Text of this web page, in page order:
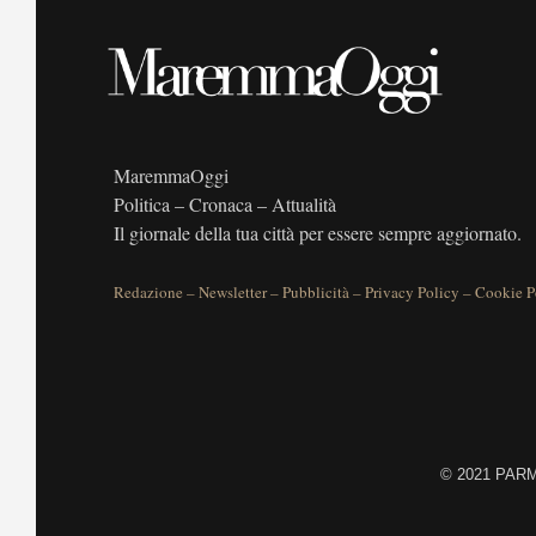
MaremmaOggi
Politica – Cronaca – Attualità
Il giornale della tua città per essere sempre aggiornato.
Redazione –Newsletter–Pubblicità–Privacy Policy –Cookie
© 2021